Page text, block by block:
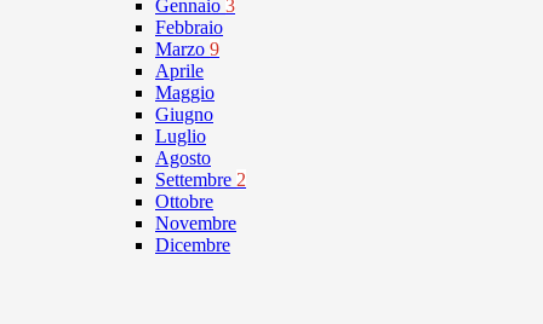
Gennaio 3
Febbraio
Marzo 9
Aprile
Maggio
Giugno
Luglio
Agosto
Settembre 2
Ottobre
Novembre
Dicembre